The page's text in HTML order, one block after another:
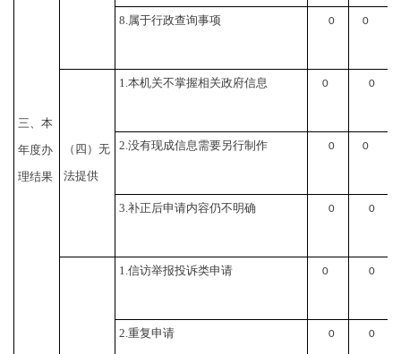
三、本
年度办
理结果
8.属于行政查询事项 0 0
（四）无
法提供
1.本机关不掌握相关政府信息 0 0
2.没有现成信息需要另行制作 0 0
3.补正后申请内容仍不明确 0 0
1.信访举报投诉类申请 0 0
2.重复申请 0 0